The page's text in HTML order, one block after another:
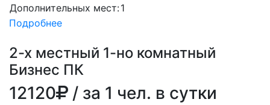
Дополнительных мест:1
Подробнее
2-х местный 1-но комнатный
Бизнес ПК
12120 / за 1 чел. в сутки